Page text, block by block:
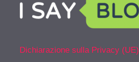
Dichiarazione sulla Privacy (UE)